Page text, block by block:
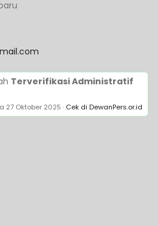
Terverifikasi Administratif
27 Oktober 2025 · Cek di DewanPers.or.id